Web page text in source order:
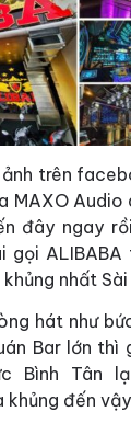
ảnh trên
MAXO Audio
đây ngay
gọi ALIBABA
nhất Sài
hát như
Bar lớn thì
Bình Tân
khủng đến